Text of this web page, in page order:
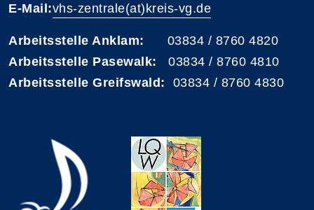
E-Mail:vhs-zentrale(at)kreis-vg.de
Arbeitsstelle Anklam: 03834 / 8760 4820
Arbeitsstelle Pasewalk: 03834 / 8760 4810
Arbeitsstelle Greifswald: 03834 / 8760 4830